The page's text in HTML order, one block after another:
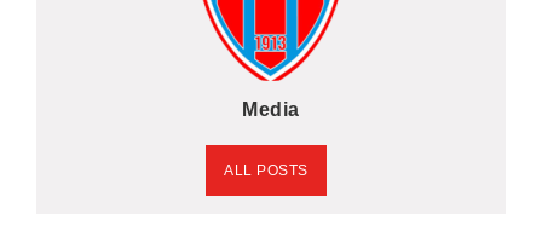
Media
ALL POSTS